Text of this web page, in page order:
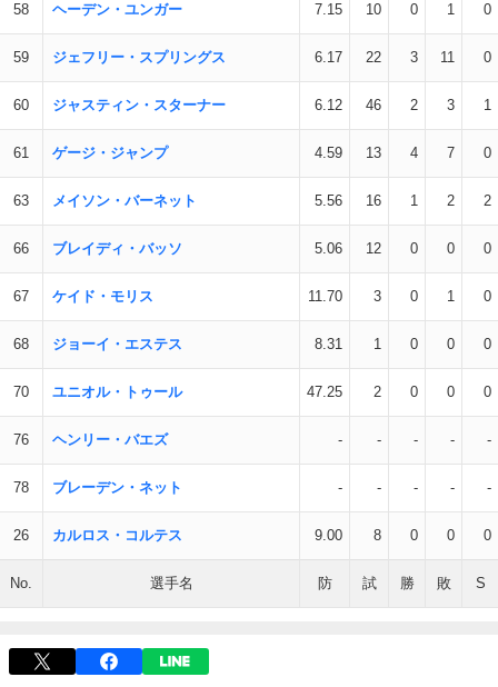
58 ヘーデン・ユンガー 7.15 10 0 1 0
59 ジェフリー・スプリングス 6.17 22 3 11 0
60 ジャスティン・スターナー 6.12 46 2 3 1
61 ゲージ・ジャンプ 4.59 13 4 7 0
63 メイソン・バーネット 5.56 16 1 2 2
66 ブレイディ・バッソ 5.06 12 0 0 0
67 ケイド・モリス 11.70 3 0 1 0
68 ジョーイ・エステス 8.31 1 0 0 0
70 ユニオル・トゥール 47.25 2 0 0 0
76 ヘンリー・バエズ - - - - -
78 ブレーデン・ネット - - - - -
26 カルロス・コルテス 9.00 8 0 0 0
No. 選手名 防 試 勝 敗 S